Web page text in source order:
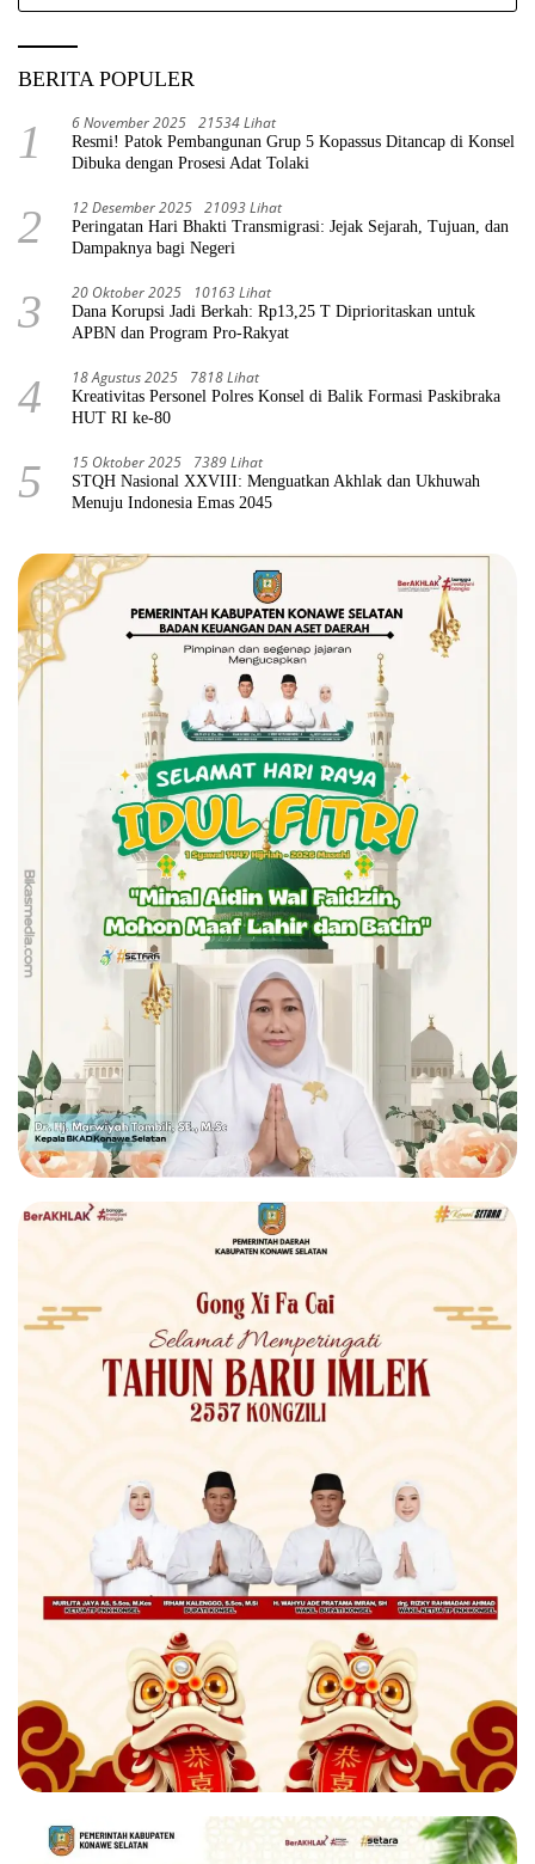
BERITA POPULER
1 6 November 2025 21534 Lihat
Resmi! Patok Pembangunan Grup 5 Kopassus Ditancap di Konsel
Dibuka dengan Prosesi Adat Tolaki
2 12 Desember 2025 21093 Lihat
Peringatan Hari Bhakti Transmigrasi: Jejak Sejarah, Tujuan, dan
Dampaknya bagi Negeri
3 20 Oktober 2025 10163 Lihat
Dana Korupsi Jadi Berkah: Rp13,25 T Diprioritaskan untuk
APBN dan Program Pro-Rakyat
4 18 Agustus 2025 7818 Lihat
Kreativitas Personel Polres Konsel di Balik Formasi Paskibraka
HUT RI ke-80
5 15 Oktober 2025 7389 Lihat
STQH Nasional XXVIII: Menguatkan Akhlak dan Ukhuwah
Menuju Indonesia Emas 2045